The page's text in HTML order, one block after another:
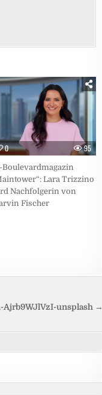
0 95
Boulevardmagazin
Lara Trizzino
Nachfolgerin von
Fischer
Ajrb9WJlVzI-unsplash →